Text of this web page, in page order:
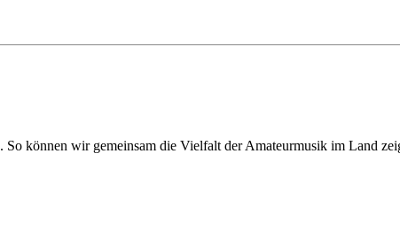
. So können wir gemeinsam die Vielfalt der Amateurmusik im Land